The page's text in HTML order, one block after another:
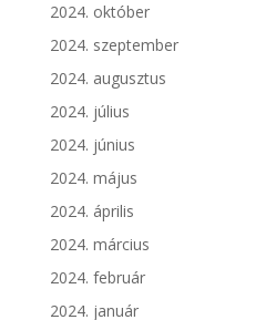
2024. október
2024. szeptember
2024. augusztus
2024. július
2024. június
2024. május
2024. április
2024. március
2024. február
2024. január